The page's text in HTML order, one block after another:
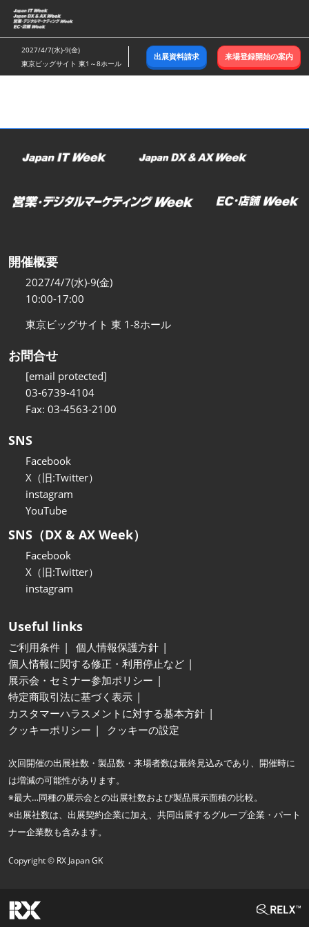
ス
キ
ッ
し
む
2027/4/7(水)-9(金)
東京ビッグサイト 東1～8ホール
出展資料請求 来場登録開始の案内
開催概要
2027/4/7(水)-9(金)
10:00-17:00
東京ビッグサイト 東 1-8ホール
お問合せ
[email protected]
03-6739-4104
Fax: 03-4563-2100
SNS
Facebook
X（旧:Twitter）
instagram
YouTube
SNS（DX & AX Week）
Facebook
X（旧:Twitter）
instagram
Useful links
ご利用条件
個人情報保護方針
個人情報に関する修正・利用停止など
展示会・セミナー参加ポリシー
特定商取引法に基づく表示
カスタマーハラスメントに対する基本方針
クッキーポリシー
クッキーの設定
次回開催の出展社数・製品数・来場者数は最終見込みであり、開催時に
は増減の可能性があります。
※最大…同種の展示会との出展社数および製品展示面積の比較。
※出展社数は、出展契約企業に加え、共同出展するグループ企業・パート
ナー企業数も含みます。
Copyright © RX Japan GK